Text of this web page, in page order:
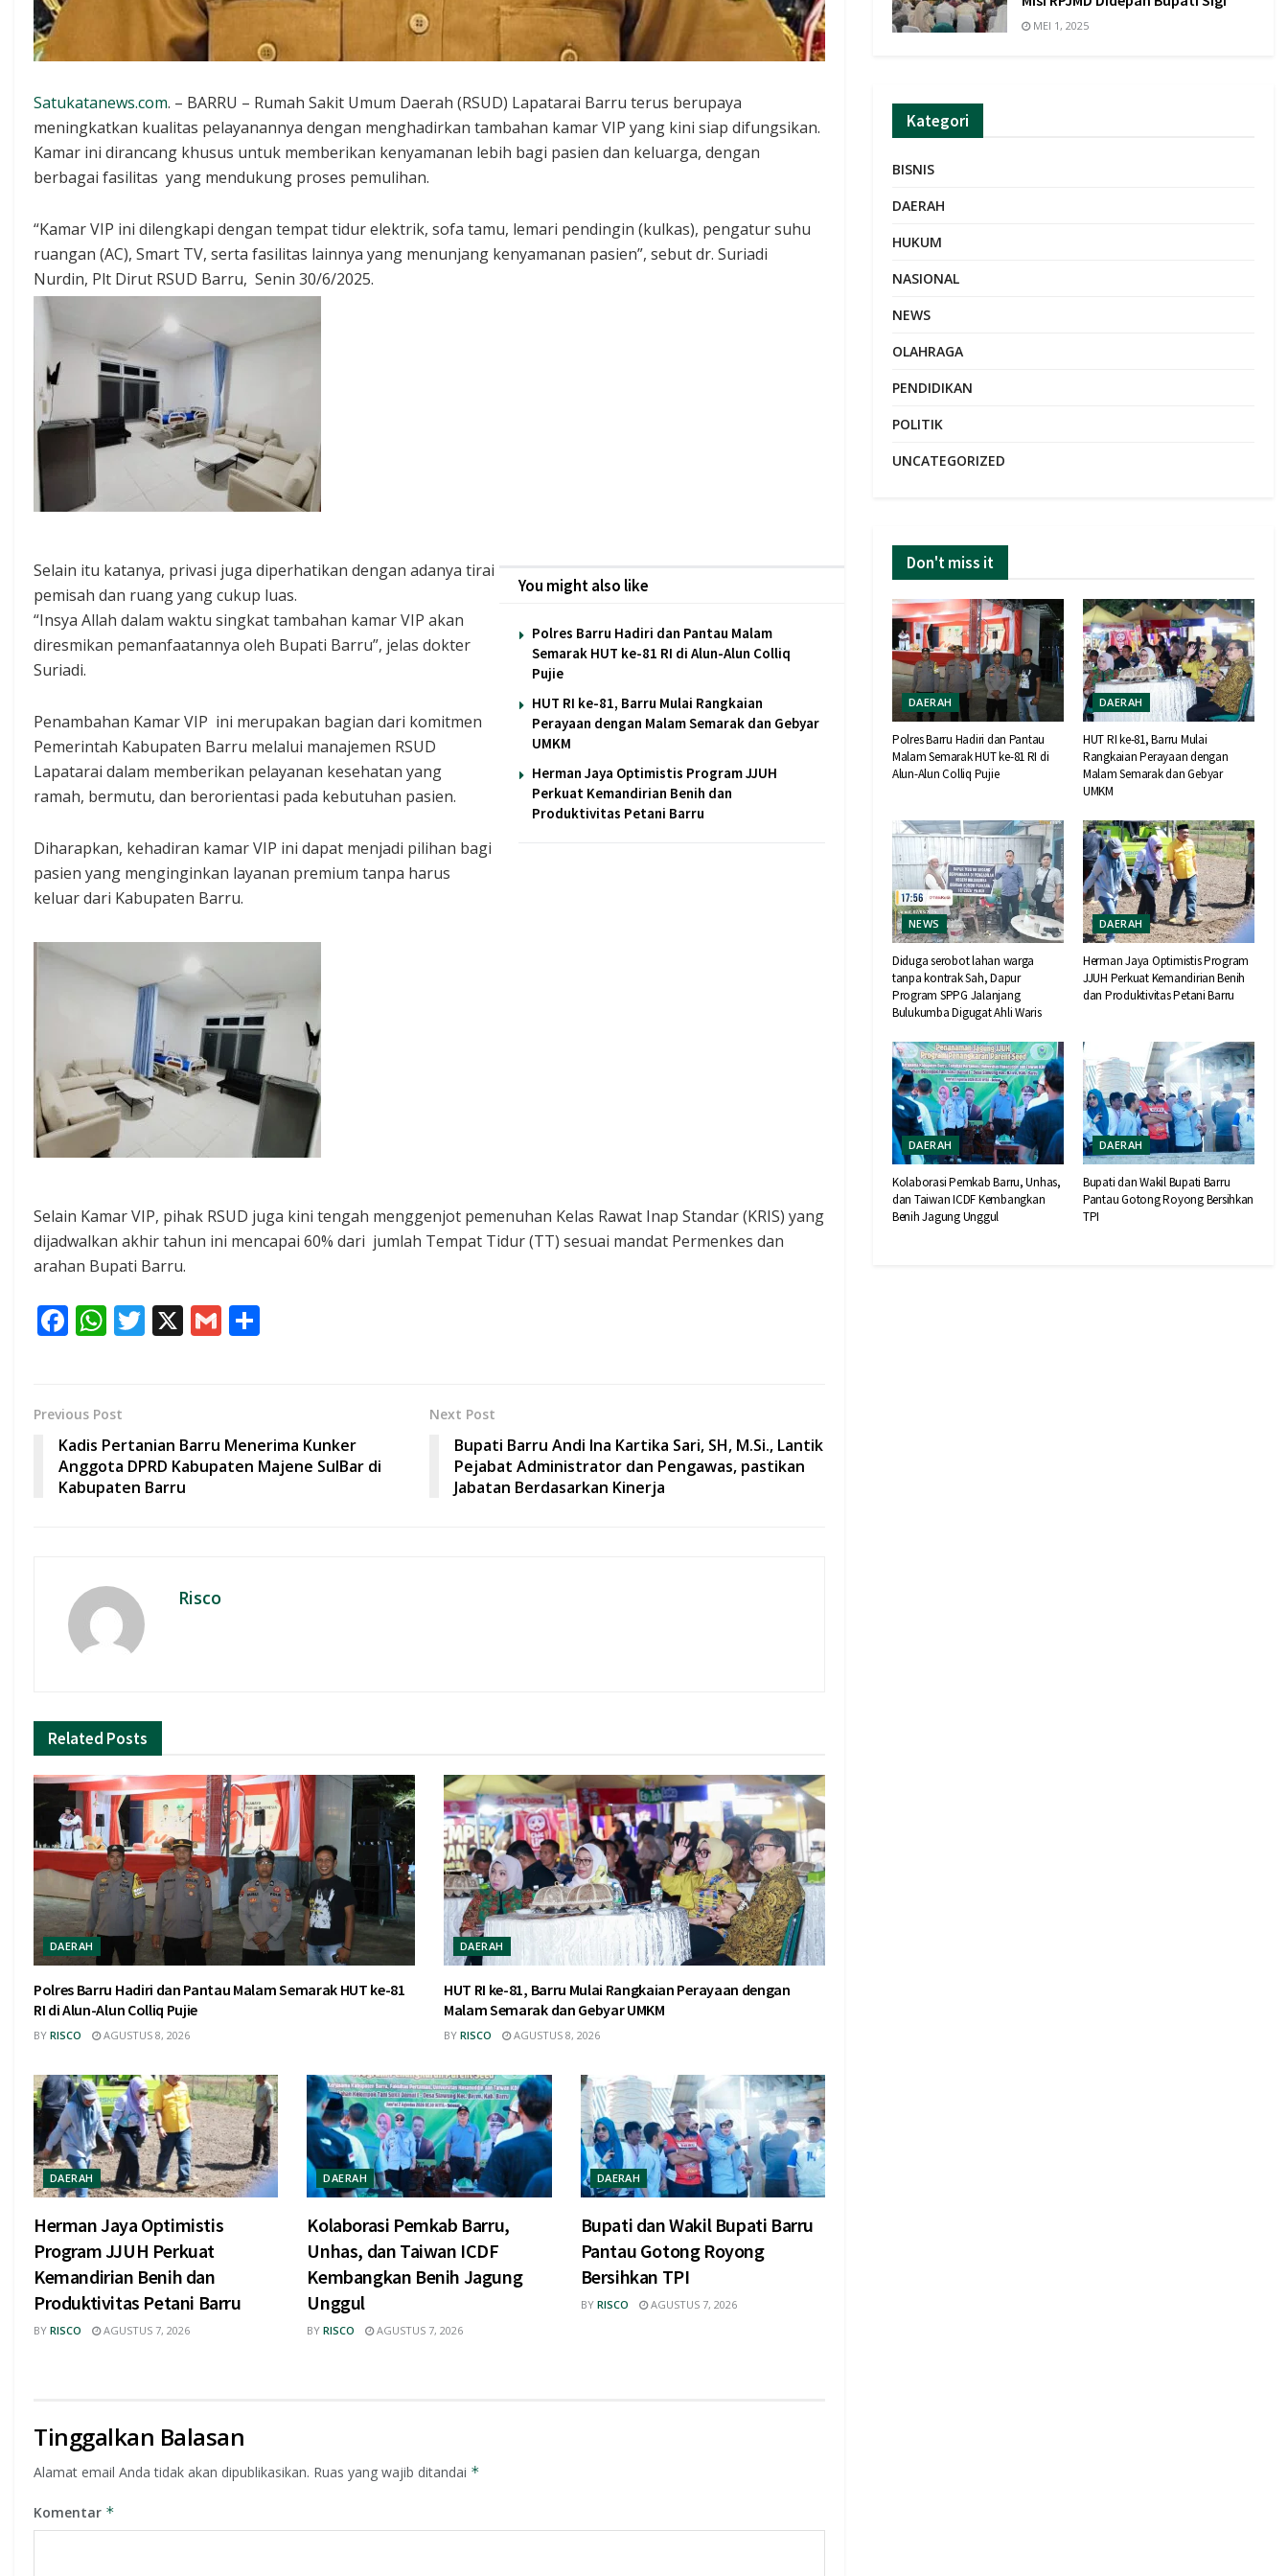
Satukatanews.com. – BARRU – Rumah Sakit Umum Daerah (RSUD) Lapatarai Barru terus berupaya
meningkatkan kualitas pelayanannya dengan menghadirkan tambahan kamar VIP yang kini siap difungsikan.
Kamar ini dirancang khusus untuk memberikan kenyamanan lebih bagi pasien dan keluarga, dengan
berbagai fasilitas yang mendukung proses pemulihan.
“Kamar VIP ini dilengkapi dengan tempat tidur elektrik, sofa tamu, lemari pendingin (kulkas), pengatur suhu
ruangan (AC), Smart TV, serta fasilitas lainnya yang menunjang kenyamanan pasien”, sebut dr. Suriadi
Nurdin, Plt Dirut RSUD Barru, Senin 30/6/2025.
You might also like
Polres Barru Hadiri dan Pantau Malam
Semarak HUT ke-81 RI di Alun-Alun Colliq
Pujie
HUT RI ke-81, Barru Mulai Rangkaian
Perayaan dengan Malam Semarak dan Gebyar
UMKM
Herman Jaya Optimistis Program JJUH
Perkuat Kemandirian Benih dan
Produktivitas Petani Barru
Selain itu katanya, privasi juga diperhatikan dengan adanya tirai
pemisah dan ruang yang cukup luas.
“Insya Allah dalam waktu singkat tambahan kamar VIP akan
diresmikan pemanfaatannya oleh Bupati Barru”, jelas dokter
Suriadi.
Penambahan Kamar VIP ini merupakan bagian dari komitmen
Pemerintah Kabupaten Barru melalui manajemen RSUD
Lapatarai dalam memberikan pelayanan kesehatan yang
ramah, bermutu, dan berorientasi pada kebutuhan pasien.
Diharapkan, kehadiran kamar VIP ini dapat menjadi pilihan bagi
pasien yang menginginkan layanan premium tanpa harus
keluar dari Kabupaten Barru.
Selain Kamar VIP, pihak RSUD juga kini tengah menggenjot pemenuhan Kelas Rawat Inap Standar (KRIS) yang
dijadwalkan akhir tahun ini mencapai 60% dari jumlah Tempat Tidur (TT) sesuai mandat Permenkes dan
arahan Bupati Barru.
F
b
o
o
k
W
s
A
p
p
T X G
Previous Post
Kadis Pertanian Barru Menerima Kunker
Anggota DPRD Kabupaten Majene SulBar di
Kabupaten Barru
Next Post
Bupati Barru Andi Ina Kartika Sari, SH, M.Si., Lantik
Pejabat Administrator dan Pengawas, pastikan
Jabatan Berdasarkan Kinerja
Risco
Related Posts
DAERAH
Polres Barru Hadiri dan Pantau Malam Semarak HUT ke-81
RI di Alun-Alun Colliq Pujie
BY RISCO AGUSTUS 8, 2026
DAERAH
HUT RI ke-81, Barru Mulai Rangkaian Perayaan dengan
Malam Semarak dan Gebyar UMKM
BY RISCO AGUSTUS 8, 2026
DAERAH
Herman Jaya Optimistis
Program JJUH Perkuat
Kemandirian Benih dan
Produktivitas Petani Barru
BY RISCO AGUSTUS 7, 2026
DAERAH
Kolaborasi Pemkab Barru,
Unhas, dan Taiwan ICDF
Kembangkan Benih Jagung
Unggul
BY RISCO AGUSTUS 7, 2026
DAERAH
Bupati dan Wakil Bupati Barru
Pantau Gotong Royong
Bersihkan TPI
BY RISCO AGUSTUS 7, 2026
Tinggalkan Balasan
Alamat email Anda tidak akan dipublikasikan. Ruas yang wajib ditandai *
Komentar *
MEI 1, 2025
Kategori
BISNIS
DAERAH
HUKUM
NASIONAL
NEWS
OLAHRAGA
PENDIDIKAN
POLITIK
UNCATEGORIZED
Don't miss it
DAERAH
Polres Barru Hadiri dan Pantau
Malam Semarak HUT ke-81 RI di
Alun-Alun Colliq Pujie
DAERAH
HUT RI ke-81, Barru Mulai
Rangkaian Perayaan dengan
Malam Semarak dan Gebyar
UMKM
NEWS
Diduga serobot lahan warga
tanpa kontrak Sah, Dapur
Program SPPG Jalanjang
Bulukumba Digugat Ahli Waris
DAERAH
Herman Jaya Optimistis Program
JJUH Perkuat Kemandirian Benih
dan Produktivitas Petani Barru
DAERAH
Kolaborasi Pemkab Barru, Unhas,
dan Taiwan ICDF Kembangkan
Benih Jagung Unggul
DAERAH
Bupati dan Wakil Bupati Barru
Pantau Gotong Royong Bersihkan
TPI